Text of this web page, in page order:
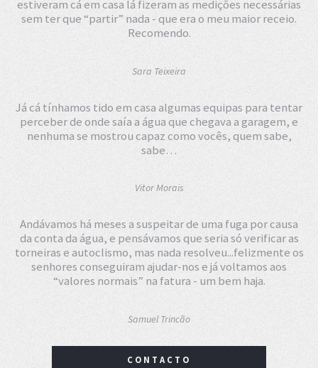
estiveram cá em casa lá fizeram as medições necessárias
sem ter que “partir” nada - que era o meu maior receio.
Recomendo.
Sara Teixeira
Já cá tínhamos tido em casa algumas equipas para tentar
perceber de onde saía a água que chegava a garagem, e
nenhuma se mostrou capaz como vocês, quem sabe,
sabe…
Vitor Morais
Andávamos há meses a suspeitar de uma fuga por causa
da conta da água, e pensávamos que seria só verificar as
torneiras e autoclismo, mas nada resolveu...felizmente os
senhores conseguiram ajudar-nos e já voltamos aos
“valores normais” na fatura - um bem haja.
Samuel Trincão
CONTACTO